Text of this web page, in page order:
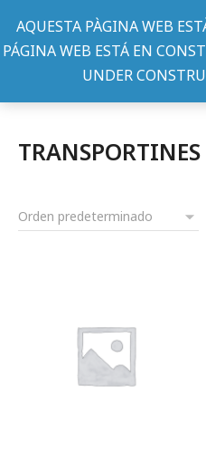
AQUESTA PÀGINA WEB
PÁGINA WEB ESTÁ EN
UNDER